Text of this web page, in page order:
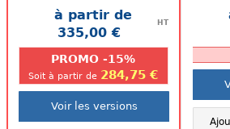
à partir de
335,00 €
HT
PROMO -15%
Soit à partir de 284,75 €
Voir les versions